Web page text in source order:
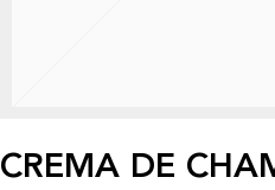
CREMA DE